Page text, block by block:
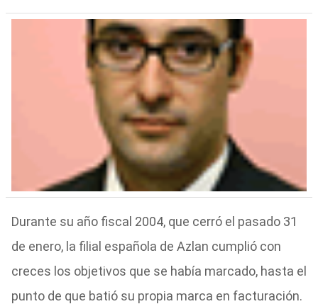
Durante su año fiscal 2004, que cerró el pasado 31
de enero, la filial española de Azlan cumplió con
creces los objetivos que se había marcado, hasta el
punto de que batió su propia marca en facturación.